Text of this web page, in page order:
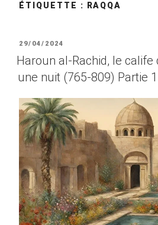
ÉTIQUETTE : RAQQA
PUBLIÉ
LE
29/04/2024
Haroun al-Rachid, le
une nuit (765-809) Partie 1